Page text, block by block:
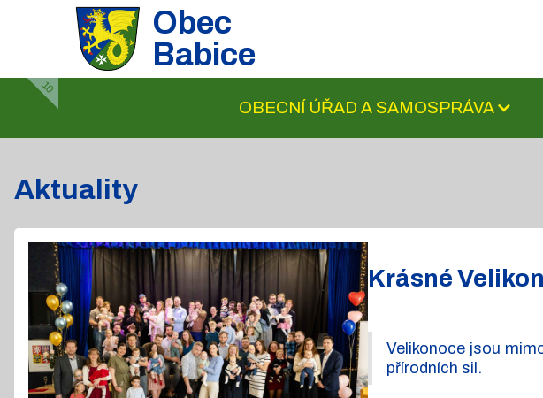
Obec
Babice
10
OBECNÍ ÚŘAD A SAMOSPRÁVA
Aktuality
Krásné
Velikonoce jsou
přírodních sil.